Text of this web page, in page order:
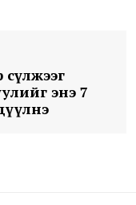
энэ 7